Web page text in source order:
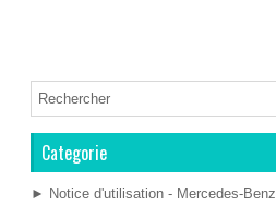
Categorie
► Notice d'utilisation - Mercedes-Benz